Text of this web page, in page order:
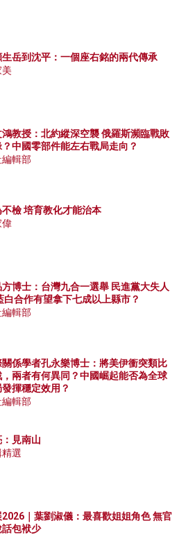
生岳到沈平：一個座右銘的兩代傳承
鴻教授：北約縱深空襲 俄羅斯瀕臨戰敗
中國零部件能左右戰局走向？
編輯部
檢 培育教化才能治本
偉
博士：台灣九合一選舉 民進黨大失人
白合作有望拿下七成以上縣市？
編輯部
關係學者孔永樂博士：將美伊衝突類比
，兩者有何異同？中國崛起能否為全球
揮穩定效用？
編輯部
見南山
選
2026｜葉劉淑儀：最喜歡姐姐角色 無官
話包袱少